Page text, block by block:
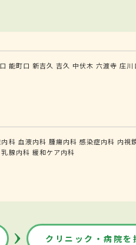
能町口 新吉久 吉久 中伏木 六渡寺 庄川
科 血液内科 腫瘍内科 感染症内科 内視
乳腺内科 緩和ケア内科
クリニック・病院を